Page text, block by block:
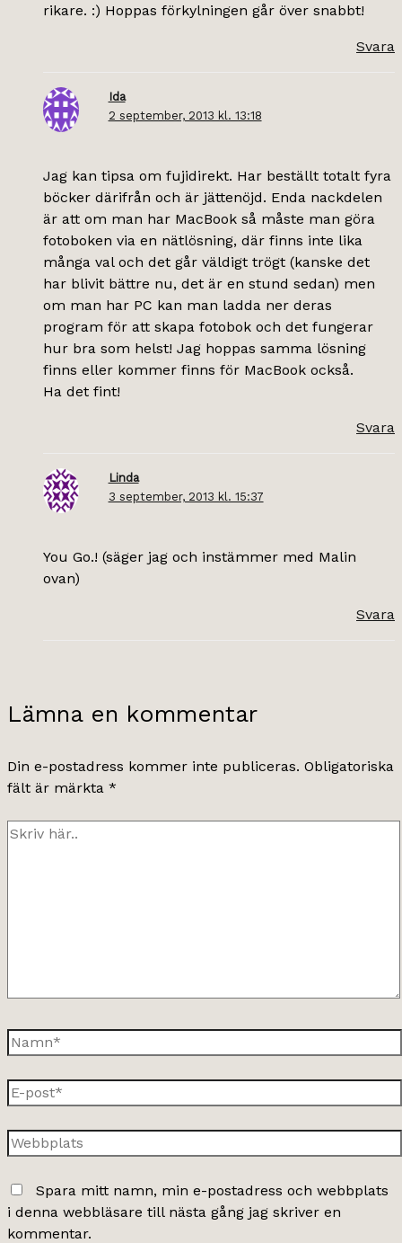
rikare. :) Hoppas förkylningen går över snabbt!
Svara
Ida
2 september, 2013 kl. 13:18
Jag kan tipsa om fujidirekt. Har beställt totalt fyra
böcker därifrån och är jättenöjd. Enda nackdelen
är att om man har MacBook så måste man göra
fotoboken via en nätlösning, där finns inte lika
många val och det går väldigt trögt (kanske det
har blivit bättre nu, det är en stund sedan) men
om man har PC kan man ladda ner deras
program för att skapa fotobok och det fungerar
hur bra som helst! Jag hoppas samma lösning
finns eller kommer finns för MacBook också.
Ha det fint!
Svara
Linda
3 september, 2013 kl. 15:37
You Go.! (säger jag och instämmer med Malin
ovan)
Svara
Lämna en kommentar
Din e-postadress kommer inte publiceras. Obligatoriska
fält är märkta *
Skriv
Namn*
E-
post*
Webbplats
Spara mitt namn, min e-postadress och webbplats
i denna webbläsare till nästa gång jag skriver en
kommentar.